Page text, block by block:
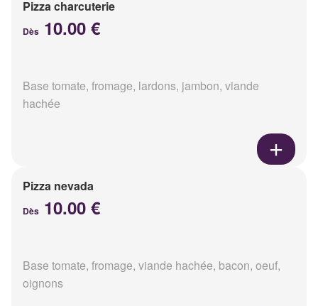
Pizza charcuterie
Dès 10.00 €
Base tomate, fromage, lardons, jambon, viande
hachée
Pizza nevada
Dès 10.00 €
Base tomate, fromage, viande hachée, bacon, oeuf,
oignons